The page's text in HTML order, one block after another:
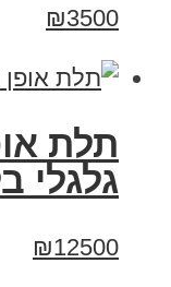
₪3500
תלת
גלגלי
₪12500